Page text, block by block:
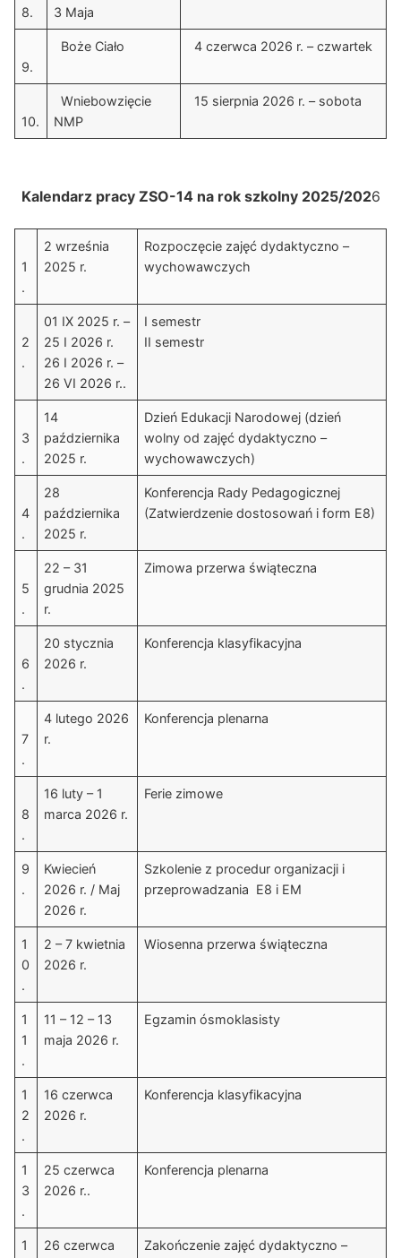
8.
3 Maja
9.
Boże Ciało 4 czerwca 2026 r. – czwartek
10.
Wniebowzięcie
NMP
15 sierpnia 2026 r. – sobota
Kalendarz pracy ZSO-14 na rok szkolny 2025/2026
1
.
2 września
2025 r.
Rozpoczęcie zajęć dydaktyczno –
wychowawczych
2
.
01 IX 2025 r. –
25 I 2026 r.
26 I 2026 r. –
26 VI 2026 r..
I semestr
II semestr
3
.
14
października
2025 r.
Dzień Edukacji Narodowej (dzień
wolny od zajęć dydaktyczno –
wychowawczych)
4
.
28
października
2025 r.
Konferencja Rady Pedagogicznej
(Zatwierdzenie dostosowań i form E8)
5
.
22 – 31
grudnia 2025
r.
Zimowa przerwa świąteczna
6
.
20 stycznia
2026 r.
Konferencja klasyfikacyjna
7
.
4 lutego 2026
r.
Konferencja plenarna
8
.
16 luty – 1
marca 2026 r.
Ferie zimowe
9
.
Kwiecień
2026 r. / Maj
2026 r.
Szkolenie z procedur organizacji i
przeprowadzania E8 i EM
1
0
.
2 – 7 kwietnia
2026 r.
Wiosenna przerwa świąteczna
1
1
.
11 – 12 – 13
maja 2026 r.
Egzamin ósmoklasisty
1
2
.
16 czerwca
2026 r.
Konferencja klasyfikacyjna
1
3
.
25 czerwca
2026 r..
Konferencja plenarna
1 26 czerwca Zakończenie zajęć dydaktyczno –